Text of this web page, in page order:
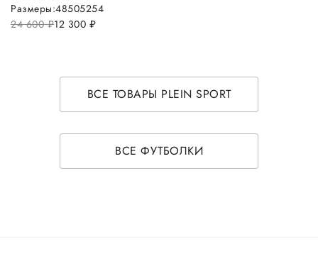
24 600руб.12 300 руб.
Размеры:48505254
ВСЕ ТОВАРЫ PLEIN SPORT
ВСЕ ФУТБОЛКИ